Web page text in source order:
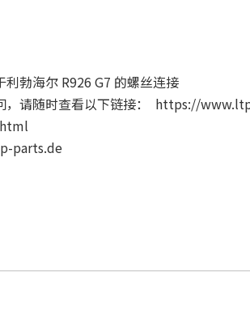
勃海尔 R926 G7 的螺丝连接
请随时查看以下链接： https://
parts.de